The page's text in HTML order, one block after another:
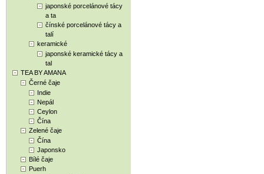
japonské porcelánové tácy
a ta
čínské porcelánové tácy a
talí
keramické
japonské keramické tácy a
tal
TEA BY AMANA
Černé čaje
Indie
Nepál
Ceylon
Čína
Zelené čaje
Čína
Japonsko
Bílé čaje
Puerh